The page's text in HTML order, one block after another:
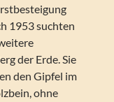
1953 suchten
der Erde. Sie
den Gipfel im
ohne